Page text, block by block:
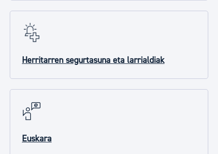
Herritarren segurtasuna eta larrialdiak
Euskara